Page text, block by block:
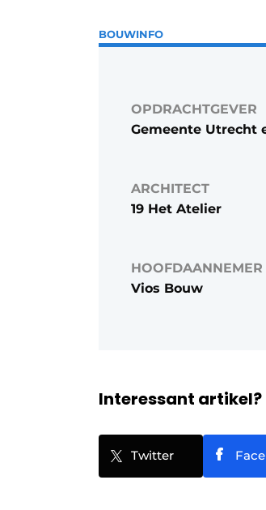
BOUWINFO
OPDRACHTGEVER
Gemeente Utrecht
ARCHITECT
19 Het Atelier
HOOFDAANNEMER
Vios Bouw
Interessant artikel?
Twitter